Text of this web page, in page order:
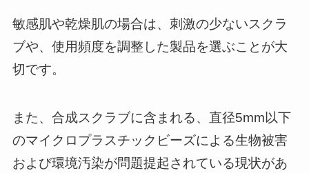
敏感肌や乾燥肌の場合は、刺激の少ないスクラ
ブや、使用頻度を調整した製品を選ぶことが大
切です。
また、合成スクラブに含まれる、直径5mm以下
のマイクロプラスチックビーズによる生物被害
および環境汚染が問題提起されている現状があ